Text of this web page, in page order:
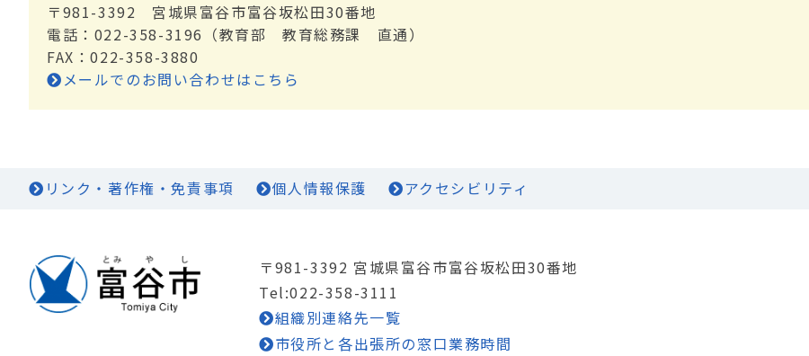
〒981-3392 宮城県富谷市富谷坂松田30番地
電話：022-358-3196（教育部 教育総務課 直通）
FAX：022-358-3880
メールでのお問い合わせはこちら
リンク・著作権・免責事項 個人情報保護 アクセシビリティ
〒981-3392 宮城県富谷市富谷坂松田30番地
Tel:022-358-3111
組織別連絡先一覧
市役所と各出張所の窓口業務時間